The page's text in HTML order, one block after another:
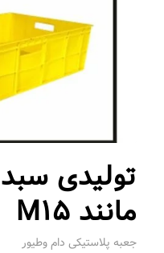
تولیدی
مانند M15
جعبه پلاستیکی دام وطیور